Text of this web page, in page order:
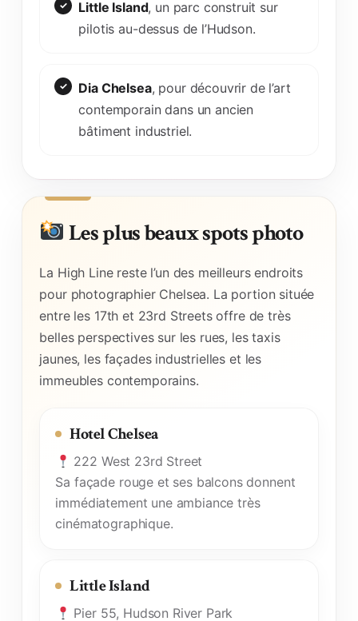
Little Island, un parc construit sur
pilotis au-dessus de l’Hudson.
Dia Chelsea, pour découvrir de l’art
contemporain dans un ancien
bâtiment industriel.
Les plus beaux spots photo
La High Line reste l’un des meilleurs endroits
pour photographier Chelsea. La portion située
entre les 17th et 23rd Streets offre de très
belles perspectives sur les rues, les taxis
jaunes, les façades industrielles et les
immeubles contemporains.
Hotel Chelsea
222 West 23rd Street
Sa façade rouge et ses balcons donnent
immédiatement une ambiance très
cinématographique.
Little Island
Pier 55, Hudson River Park